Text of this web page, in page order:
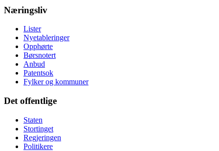
Næringsliv
Lister
Nyetableringer
Opphørte
Børsnotert
Anbud
Patentsok
Fylker og kommuner
Det offentlige
Staten
Stortinget
Regjeringen
Politikere